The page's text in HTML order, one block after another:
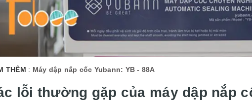
THÊM : Máy dập nắp cốc Yubann: YB - 88A
lỗi thường gặp của máy dập nắp